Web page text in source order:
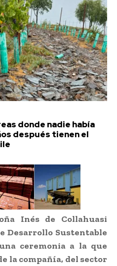
donde nadie había
después tienen el
Inés de Collahuasi
Desarrollo Sustentable
ceremonia a la que
la compañía, del sector